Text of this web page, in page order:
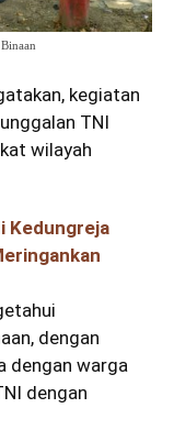
kegiatan
TNI
wilayah
Kedungreja
dengan
dengan warga
dengan